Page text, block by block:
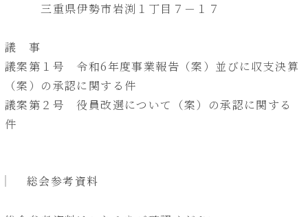
三重県伊勢市岩渕１丁目７－１７
議 事
議案第１号 令和6年度事業報告（案）並びに収支決算
（案）の承認に関する件
議案第２号 役員改選について（案）の承認に関する
件
総会参考資料